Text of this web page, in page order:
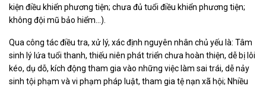
kiện điều khiển phương tiện; chưa đủ tuổi điều khiển phương tiện;
không đội mũ bảo hiểm...).
Qua công tác điều tra, xử lý, xác định nguyên nhân chủ yếu là: Tâm
sinh lý lứa tuổi thanh, thiếu niên phát triển chưa hoàn thiện, dễ bị lôi
kéo, dụ dỗ, kích động tham gia vào những việc làm sai trái, dễ nảy
sinh tội phạm và vi phạm pháp luật, tham gia tệ nạn xã hội; Nhiều